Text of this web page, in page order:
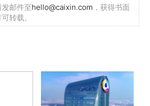
邮件至hello@caixin.com ，获得书面
转载。